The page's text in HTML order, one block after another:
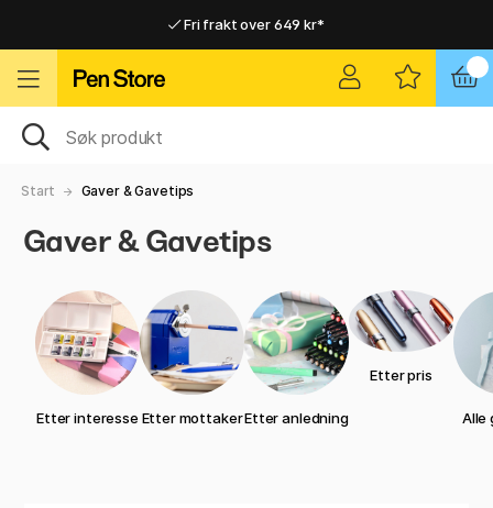
Fri frakt over 649 kr*
Raskt til dør eller utleveringssted
Raskt til dør eller utleveringssted
Start Gaver & Gavetips
Gaver & Gavetips
Etter interesse Etter mottakerEtter anledning
Etter pris
Alle